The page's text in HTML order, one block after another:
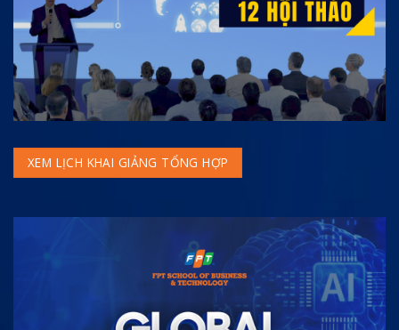
XEM LỊCH KHAI GIẢNG TỔNG HỢP